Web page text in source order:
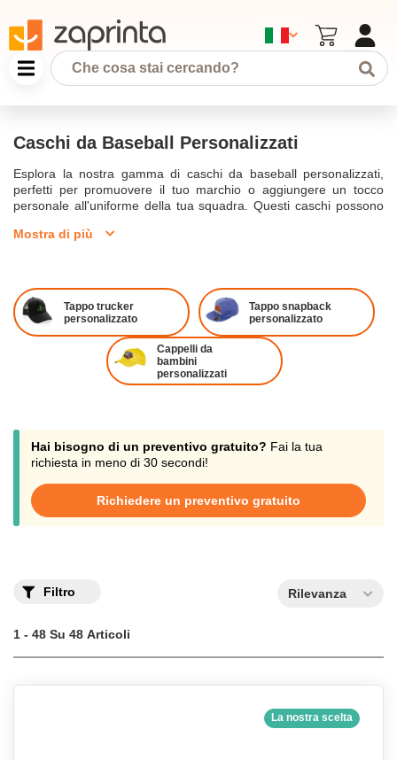
Caschi da Baseball Personalizzati
Esplora la nostra gamma di caschi da baseball personalizzati,
perfetti per promuovere il tuo marchio o aggiungere un tocco
personale all'uniforme della tua squadra. Questi caschi possono
ideali per eventi aziendali, omaggi promozionali o uniformi di
trucker e classici caschi da baseball. Con opzioni per ricamo o
stampa, puoi creare un casco che rappresenti davvero il tuo
marchio.
Mostra di più
Tappo trucker
personalizzato
Tappo snapback
personalizzato
Cappelli da
bambini
personalizzati
Hai bisogno di un preventivo gratuito? Fai la tua
richiesta in meno di 30 secondi!
Richiedere un preventivo gratuito
Filtro Rilevanza
1 - 48 Su 48 Articoli
La nostra scelta